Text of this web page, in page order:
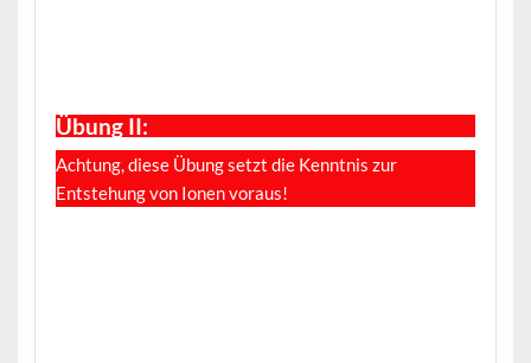
Übung II:
Achtung, diese Übung setzt die Kenntnis zur
Entstehung von Ionen voraus!